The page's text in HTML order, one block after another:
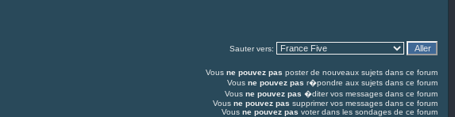
Sauter vers:
Vous ne pouvez pas poster de nouveaux sujets dans ce forum
Vous ne pouvez pas r�pondre aux sujets dans ce forum
Vous ne pouvez pas �diter vos messages dans ce forum
Vous ne pouvez pas supprimer vos messages dans ce forum
Vous ne pouvez pas voter dans les sondages de ce forum